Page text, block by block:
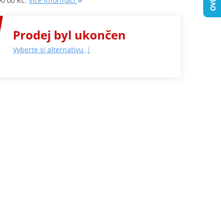
Prodej byl ukončen
Vyberte si alternativu